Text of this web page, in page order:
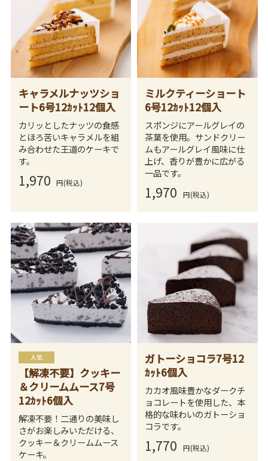
キャラメルナッツショ
ート6号12ｶｯﾄ12個入
カリッとしたナッツの食感
とほろ苦いキャラメルを組
み合わせた王道のケーキで
す。
1,970 円(税込)
ミルクティーショート
6号12ｶｯﾄ12個入
スポンジにアールグレイの
茶葉を使用。サンドクリー
ムもアールグレイ風味に仕
上げ、香りが豊かに広がる
一品です。
1,970 円(税込)
【解凍不要】クッキー
＆クリームムース7号
12ｶｯﾄ6個入
解凍不要！二通りの美味し
さがお楽しみいただける、
クッキー＆クリームムース
ケーキ。
ガトーショコラ7号12
ｶｯﾄ6個入
カカオ風味豊かなダークチ
ョコレートを使用した、本
格的な味わいのガトーショ
コラです。
1,770 円(税込)